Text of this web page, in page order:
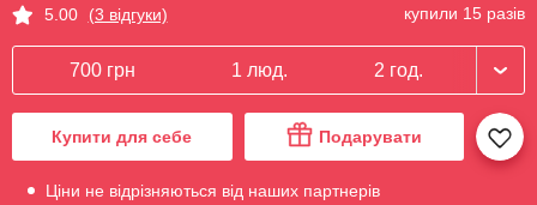
5.00 (3 відгуки) купили 15 разів
700 грн 1 люд. 2 год.
Купити для себе Подарувати
Ціни не відрізняються від наших партнерів